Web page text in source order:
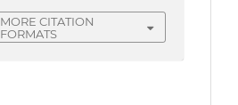
MORE CITATION
FORMATS